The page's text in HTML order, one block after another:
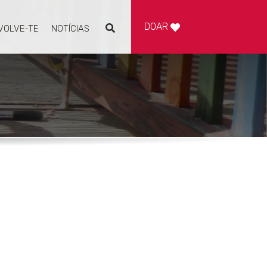
TE NOTÍCIAS DOAR